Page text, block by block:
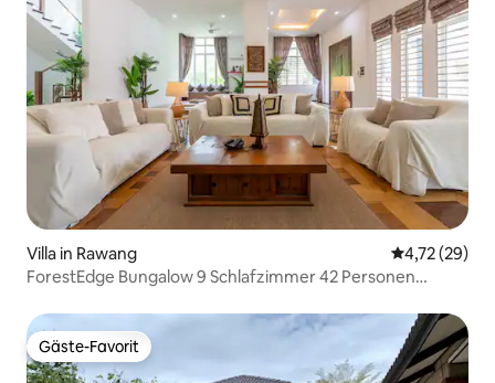
Villa in Rawang
4,72 (29)
ForestEdge Bungalow 9 Schlafzimmer 42 Personen
Gäste-Favorit
Gäste-Favorit